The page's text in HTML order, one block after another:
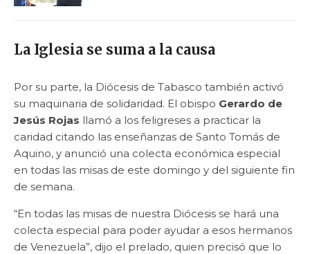
La Iglesia se suma a la causa
Por su parte, la Diócesis de Tabasco también activó
su maquinaria de solidaridad. El obispo Gerardo de
Jesús Rojas llamó a los feligreses a practicar la
caridad citando las enseñanzas de Santo Tomás de
Aquino, y anunció una colecta económica especial
en todas las misas de este domingo y del siguiente fin
de semana.
“En todas las misas de nuestra Diócesis se hará una
colecta especial para poder ayudar a esos hermanos
de Venezuela”, dijo el prelado, quien precisó que lo